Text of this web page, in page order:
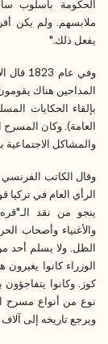
الحكومة بأسلوب
ملابسهم. ولم يكن
يفعل ذلك."
وفي
المداحين هناك
بإلقاء الحكايات
العامة). وكان المسرح
والمشاكل
الرأي العام في
ينجو من نقد الـ"قره
والأغنياء وأصحاب
الظل. ولا يسلم أحد
الوزراء كانوا
كوز. وكانوا
نوع من أنواع مسرح
ويرجع تاريخه إلى